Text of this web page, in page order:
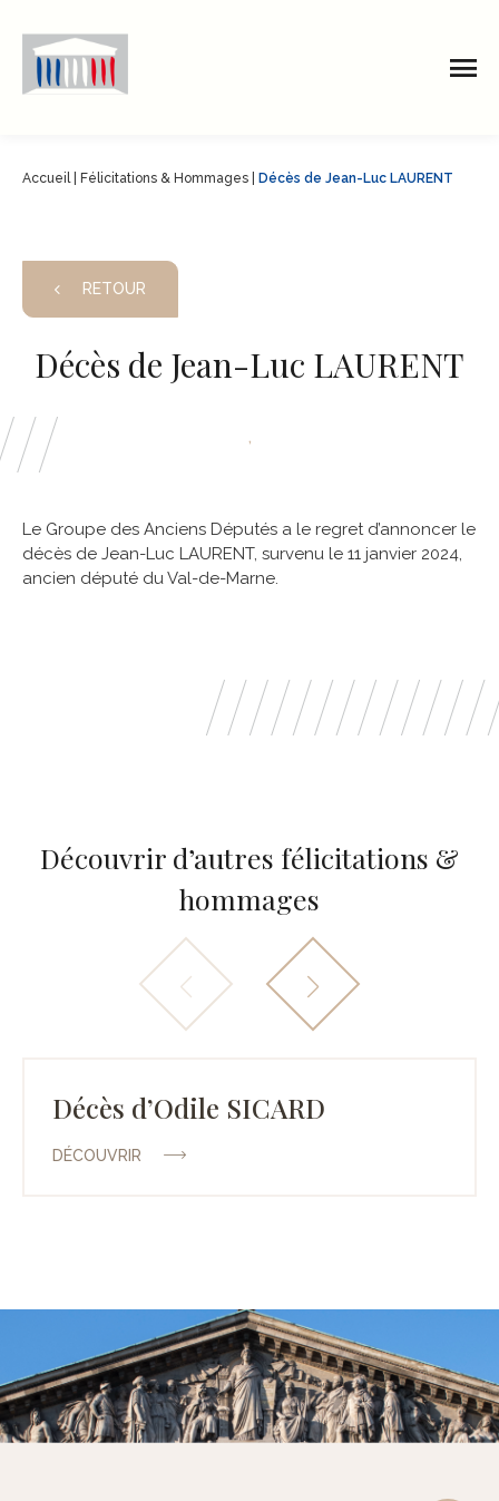
Accueil| Félicitations & Hommages Décès de Jean-Luc LAURENT
RETOUR
Décès de Jean-Luc LAURENT
,
Le Groupe des Anciens Députés a le regret d’annoncer le
décès de Jean-Luc LAURENT, survenu le 11 janvier 2024,
ancien député du Val-de-Marne.
Découvrir d’autres félicitations &
hommages
Décès d’Odile SICARD
DÉCOUVRIR